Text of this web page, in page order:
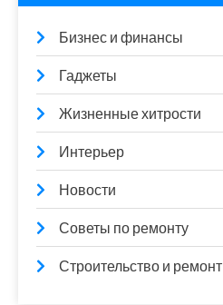
Бизнес и финансы
Гаджеты
Жизненные хитрости
Интерьер
Новости
Советы по ремонту
Строительство и ремонт